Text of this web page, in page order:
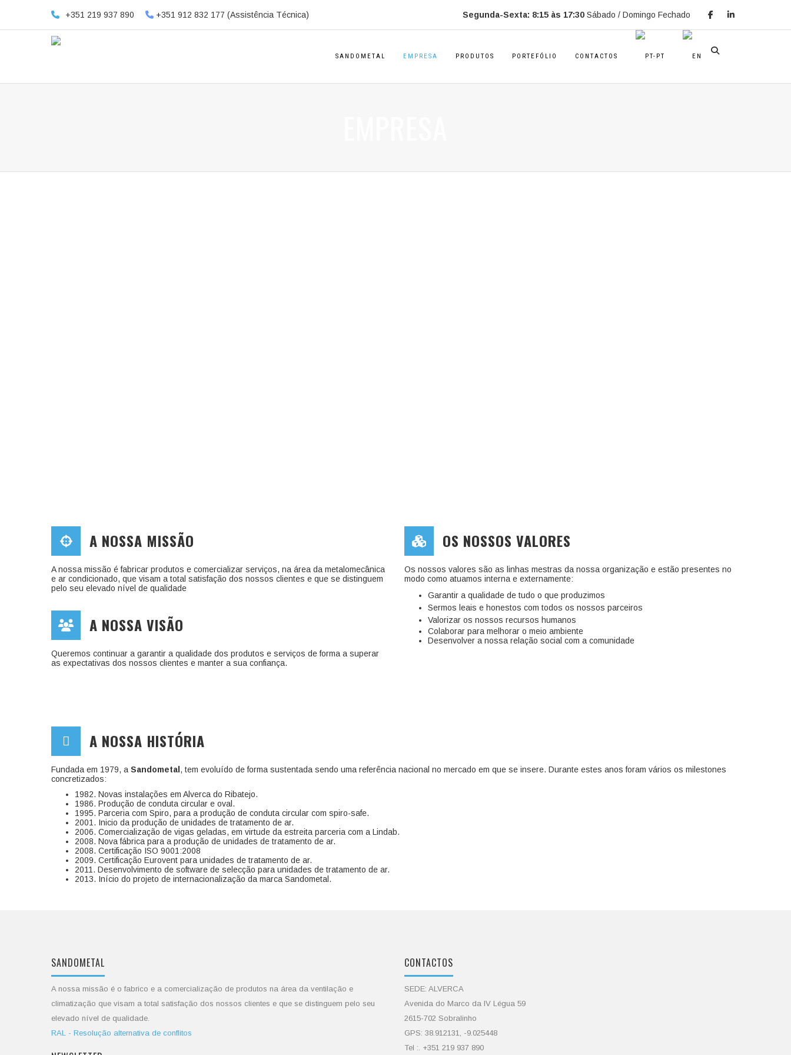
+351 219 937 890 +351 912 832 177 (Assistência Técnica) Segunda-Sexta: 8:15 às 17:30 Sábado / Domingo Fechado
SANDOMETAL EMPRESA PRODUTOS PORTEFÓLIO CONTACTOS
A NOSSA MISSÃO
A nossa missão é fabricar produtos e comercializar serviços, na área da metalomecânica
e ar condicionado, que visam a total satisfação dos nossos clientes e que se distinguem
pelo seu elevado nível de qualidade
A NOSSA VISÃO
Queremos continuar a garantir a qualidade dos produtos e serviços de forma a superar
as expectativas dos nossos clientes e manter a sua confiança.
OS NOSSOS VALORES
Os nossos valores são as linhas mestras da nossa organização e estão presentes no
modo como atuamos interna e externamente:
Garantir a qualidade de tudo o que produzimos
Sermos leais e honestos com todos os nossos parceiros
Valorizar os nossos recursos humanos
Colaborar para melhorar o meio ambiente
Desenvolver a nossa relação social com a comunidade
A NOSSA HISTÓRIA
Fundada em 1979, aSandometal , tem evoluído de forma sustentada sendo uma referência nacional no mercado em que se insere. Durante estes anos foram vários os milestones
concretizados:
1982. Novas instalações em Alverca do Ribatejo.
1986. Produção de conduta circular e oval.
1995. Parceria com Spiro, para a produção de conduta circular com spiro-safe.
2001. Inicio da produção de unidades de tratamento de ar.
2006. Comercialização de vigas geladas, em virtude da estreita parceria com a Lindab.
2008. Nova fábrica para a produção de unidades de tratamento de ar.
2008. Certificação ISO 9001:2008
2009. Certificação Eurovent para unidades de tratamento de ar.
2011. Desenvolvimento de software de selecção para unidades de tratamento de ar.
2013. Início do projeto de internacionalização da marca Sandometal.
SANDOMETAL
A nossa missão é o fabrico e a comercialização de produtos na área da ventilação e
climatização que visam a total satisfação dos nossos clientes e que se distinguem pelo seu
elevado nível de qualidade.
RAL - Resolução alternativa de conflitos
CONTACTOS
SEDE: ALVERCA
Avenida do Marco da IV Légua 59
2615-702 Sobralinho
GPS: 38.912131, -9.025448
Tel :. +351 219 937 890